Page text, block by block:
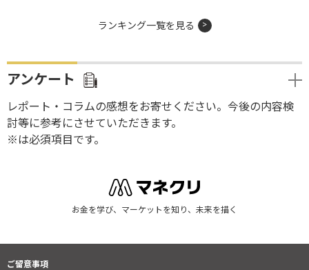
ランキング一覧を見る
アンケート
レポート・コラムの感想をお寄せください。今後の内容検
討等に参考にさせていただきます。
※は必須項目です。
お金を学び、マーケットを知り、未来を描く
ご留意事項